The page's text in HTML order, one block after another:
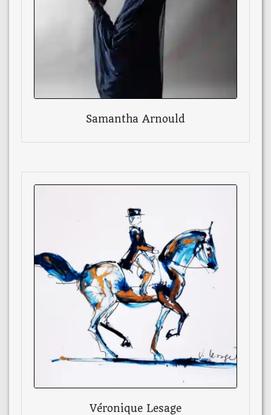
Samantha Arnould
Véronique Lesage